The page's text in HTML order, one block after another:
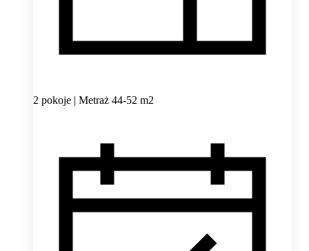
2 pokoje | Metraż 44-52 m2